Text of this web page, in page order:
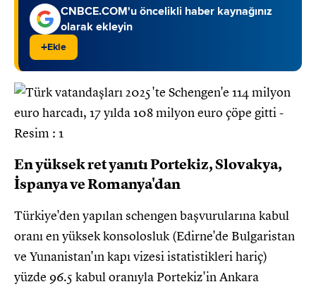
CNBCE.COM'u öncelikli haber kaynağınız
olarak ekleyin
+Ekle
En yüksek ret yanıtı Portekiz, Slovakya,
İspanya ve Romanya'dan
Türkiye'den yapılan schengen başvurularına kabul
oranı en yüksek konsolosluk (Edirne'de Bulgaristan
ve Yunanistan'ın kapı vizesi istatistikleri hariç)
yüzde 96.5 kabul oranıyla Portekiz'in Ankara